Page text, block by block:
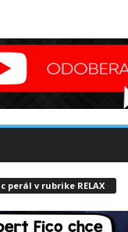
perál v rubrike RELAX